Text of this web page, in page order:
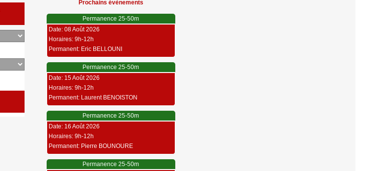
Prochains évènements
Permanence 25-50m
Date: 08 Août 2026
Horaires: 9h-12h
Permanent: Eric BELLOUNI
Permanence 25-50m
Date: 15 Août 2026
Horaires: 9h-12h
Permanent: Laurent BENOISTON
Permanence 25-50m
Date: 16 Août 2026
Horaires: 9h-12h
Permanent: Pierre BOUNOURE
Permanence 25-50m